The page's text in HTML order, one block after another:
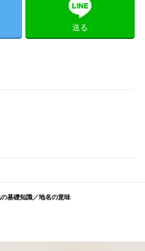
送る
基礎知識／地名の意味